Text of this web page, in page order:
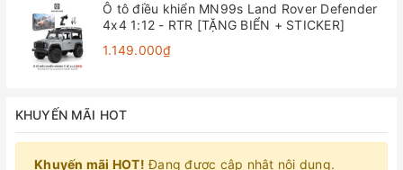
Ô tô điều khiển MN99s Land Rover Defender
4x4 1:12 - RTR [TẶNG BIỂN + STICKER]
1.149.000₫
KHUYẾN MÃI HOT
Khuyến mãi HOT! Đang được cập nhật nội dung.